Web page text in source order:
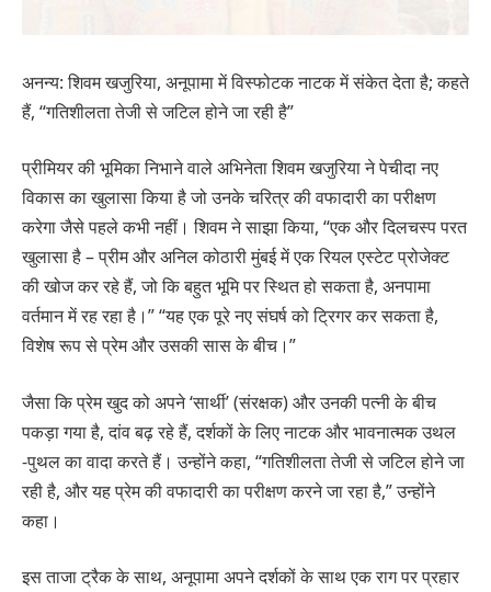
अनन्य: शिवम खजुरिया, अनूपामा में विस्फोटक नाटक में संकेत देता है; कहते
हैं, “गतिशीलता तेजी से जटिल होने जा रही है”
प्रीमियर की भूमिका निभाने वाले अभिनेता शिवम खजुरिया ने पेचीदा नए
विकास का खुलासा किया है जो उनके चरित्र की वफादारी का परीक्षण
करेगा जैसे पहले कभी नहीं। शिवम ने साझा किया, “एक और दिलचस्प परत
खुलासा है – प्रीम और अनिल कोठारी मुंबई में एक रियल एस्टेट प्रोजेक्ट
की खोज कर रहे हैं, जो कि बहुत भूमि पर स्थित हो सकता है, अनपामा
वर्तमान में रह रहा है।” “यह एक पूरे नए संघर्ष को ट्रिगर कर सकता है,
विशेष रूप से प्रेम और उसकी सास के बीच।”
जैसा कि प्रेम खुद को अपने ‘सार्थी’ (संरक्षक) और उनकी पत्नी के बीच
पकड़ा गया है, दांव बढ़ रहे हैं, दर्शकों के लिए नाटक और भावनात्मक उथल
-पुथल का वादा करते हैं। उन्होंने कहा, “गतिशीलता तेजी से जटिल होने जा
रही है, और यह प्रेम की वफादारी का परीक्षण करने जा रहा है,” उन्होंने
कहा।
इस ताजा ट्रैक के साथ, अनूपामा अपने दर्शकों के साथ एक राग पर प्रहार